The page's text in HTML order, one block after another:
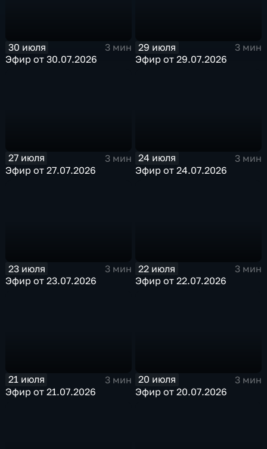
30 июля
3 мин
Эфир от 30.07.2026
29 июля
3 мин
Эфир от 29.07.2026
27 июля
3 мин
Эфир от 27.07.2026
24 июля
3 мин
Эфир от 24.07.2026
23 июля
3 мин
Эфир от 23.07.2026
22 июля
3 мин
Эфир от 22.07.2026
21 июля
3 мин
Эфир от 21.07.2026
20 июля
3 мин
Эфир от 20.07.2026